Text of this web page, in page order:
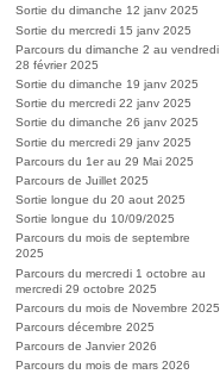
Sortie du dimanche 12 janv 2025
Sortie du mercredi 15 janv 2025
Parcours du dimanche 2 au vendredi
28 février 2025
Sortie du dimanche 19 janv 2025
Sortie du mercredi 22 janv 2025
Sortie du dimanche 26 janv 2025
Sortie du mercredi 29 janv 2025
Parcours du 1er au 29 Mai 2025
Parcours de Juillet 2025
Sortie longue du 20 aout 2025
Sortie longue du 10/09/2025
Parcours du mois de septembre
2025
Parcours du mercredi 1 octobre au
mercredi 29 octobre 2025
Parcours du mois de Novembre 2025
Parcours décembre 2025
Parcours de Janvier 2026
Parcours du mois de mars 2026